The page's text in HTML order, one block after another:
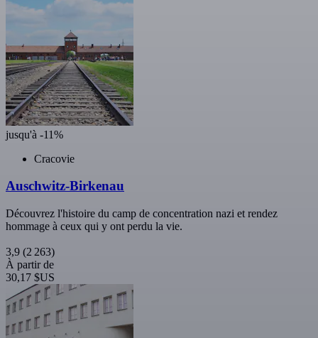
jusqu'à -11%
Cracovie
Auschwitz-Birkenau
Découvrez l'histoire du camp de concentration nazi et rendez
hommage à ceux qui y ont perdu la vie.
3,9 (2 263)
À partir de
30,17 $US